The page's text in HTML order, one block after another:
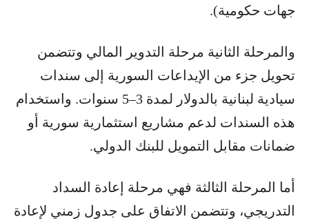
جهات حكومية).
والمرحلة الثانية مرحلة التدوير المالي وتتضمن
تحويل جزء من الإيداعات السورية إلى سندات
سيادية لبنانية بالدولار لمدة 3–5 سنوات. واستخدام
هذه السندات لدعم مشاريع استثمارية سورية أو
ضمانات مقابل التمويل للبنك الدولي.
أما المرحلة الثالثة فهي مرحلة إعادة السداد
التدريجي، وتتضمن الاتفاق على جدول زمني لإعادة